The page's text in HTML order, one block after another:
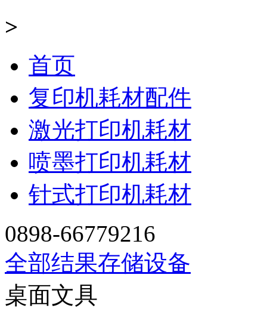
>
首页
复印机耗材配件
激光打印机耗材
喷墨打印机耗材
针式打印机耗材
0898-66779216
全部结果存储设备
桌面文具